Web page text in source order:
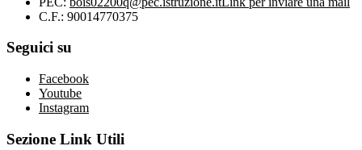
C.F.: 90014770375
Seguici su
Facebook
Youtube
Instagram
Sezione Link Utili